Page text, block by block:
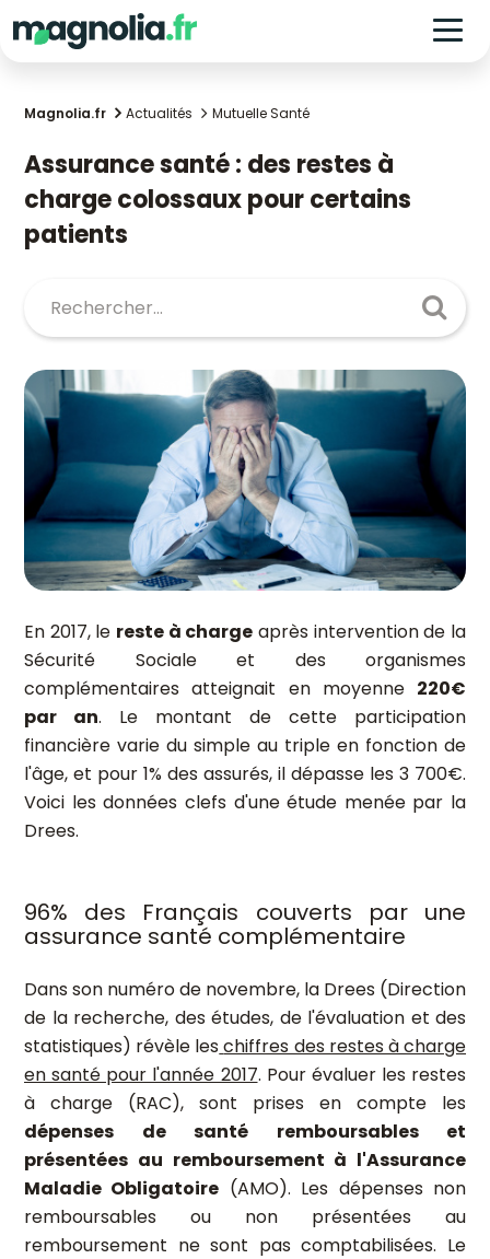
Magnolia.fr Actualités Mutuelle Santé
Assurance santé : des restes à
charge colossaux pour certains
patients
En 2017, le reste à charge après intervention de la
Sécurité Sociale et des organismes
complémentaires atteignait en moyenne 220€
par an. Le montant de cette participation
financière varie du simple au triple en fonction de
l'âge, et pour 1% des assurés, il dépasse les 3 700€.
Voici les données clefs d'une étude menée par la
Drees.
96% des Français couverts par une
assurance santé complémentaire
Dans son numéro de novembre, la Drees (Direction
de la recherche, des études, de l'évaluation et des
statistiques) révèle leschiffres des restes à charge
en santé pour l'année 2017. Pour évaluer les restes
à charge (RAC), sont prises en compte les
dépenses de santé remboursables et
présentées au remboursement à l'Assurance
Maladie Obligatoire (AMO). Les dépenses non
remboursables ou non présentées au
remboursement ne sont pas comptabilisées. Le